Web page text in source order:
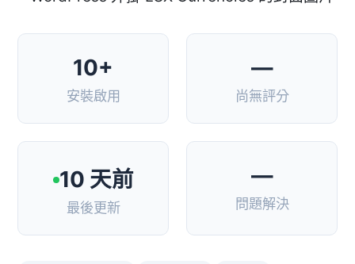
10+
安裝啟用
—
尚無評分
10 天前
最後更新
—
問題解決